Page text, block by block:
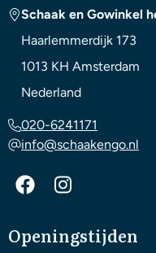
Schaak en Gowinkel
Haarlemmerdijk 173
1013 KH Amsterdam
Nederland
020-6241171
info@schaakengo.nl
Openingstijden